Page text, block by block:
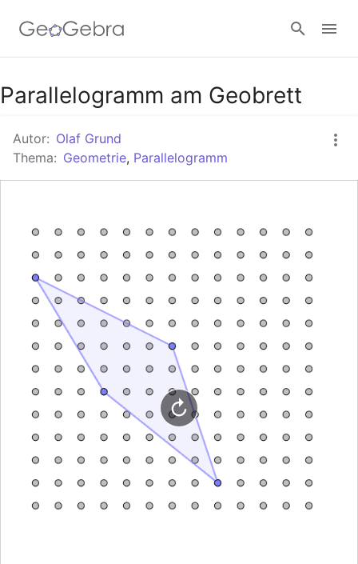
Google Classroom
GeoGebra Classroom
Parallelogramm am Geobrett
Autor: Olaf Grund
Thema: Geometrie, Parallelogramm